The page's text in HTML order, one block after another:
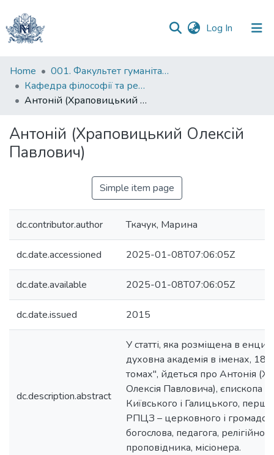
Log In (current)
Communities
&
Collections
Statistics
Home
001. Факультет гуманітарних наук
Кафедра філософії та релігієзнавства
Антоній (Храповицький Олексій Павлович)
Антоній (Храповицький Олексій
Павлович)
Simple item page
dc.contributor.author Ткачук, Марина
dc.date.accessioned 2025-01-08T07:06:05Z
dc.date.available 2025-01-08T07:06:05Z
dc.date.issued 2015
dc.description.abstract
У статті, яка розміщена в
духовна академія в іменах,
томах", йдеться про Антонія
Олексія Павловича), єпископа
Київського і Галицького,
РПЦЗ – церковного і
богослова, педагога,
проповідника, місіонера.